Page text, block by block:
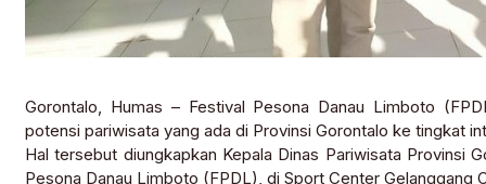
Gorontalo, Humas – Festival Pesona Danau Limboto
potensi pariwisata yang ada di Provinsi Gorontalo ke tingkat
Hal tersebut diungkapkan Kepala Dinas Pariwisata Provinsi
Pesona Danau Limboto (FPDL), di Sport Center Gelanggang